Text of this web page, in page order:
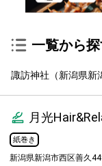
一覧から
諏訪神社（新潟県新
月光
紙巻き
新潟県新潟市西区善久